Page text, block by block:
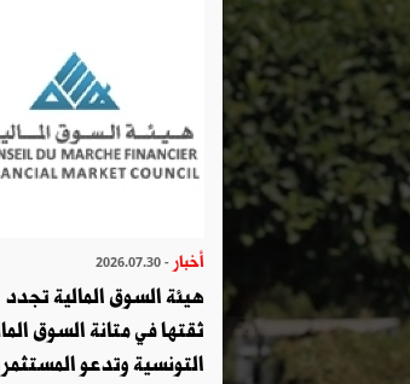
أخبار - 2026.07.30
هيئة السوق المالية تجدد
ثقتها في متانة السوق
التونسية وتدعو